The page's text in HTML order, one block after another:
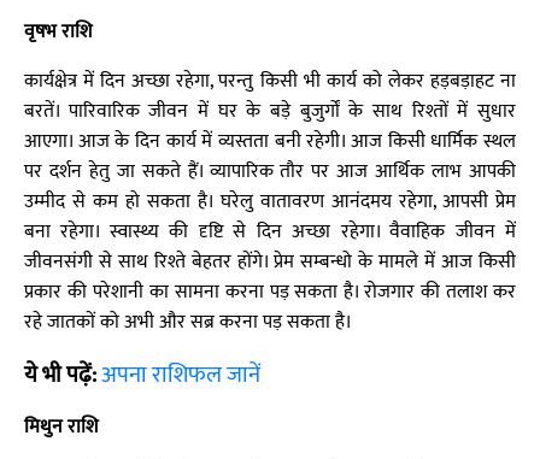
वृषभ राशि
कार्यक्षेत्र में दिन अच्छा रहेगा, परन्तु किसी भी कार्य को लेकर हड़बड़ाहट ना
बरतें। पारिवारिक जीवन में घर के बड़े बुजुर्गों के साथ रिश्तों में सुधार
आएगा। आज के दिन कार्य में व्यस्तता बनी रहेगी। आज किसी धार्मिक स्थल
पर दर्शन हेतु जा सकते हैं। व्यापारिक तौर पर आज आर्थिक लाभ आपकी
उम्मीद से कम हो सकता है। घरेलु वातावरण आनंदमय रहेगा, आपसी प्रेम
बना रहेगा। स्वास्थ्य की दृष्टि से दिन अच्छा रहेगा। वैवाहिक जीवन में
जीवनसंगी से साथ रिश्ते बेहतर होंगे। प्रेम सम्बन्धो के मामले में आज किसी
प्रकार की परेशानी का सामना करना पड़ सकता है। रोजगार की तलाश कर
रहे जातकों को अभी और सब्र करना पड़ सकता है।
ये भी पढ़ें:अपना राशिफल जानें
मिथुन राशि